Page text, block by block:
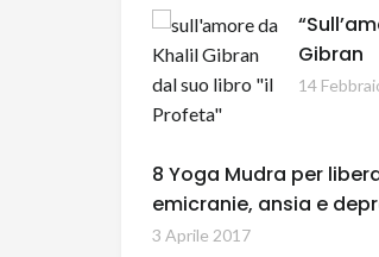
Gibran
14
8 Yoga Mudra per
emicranie, ansia e
3 Aprile 2017